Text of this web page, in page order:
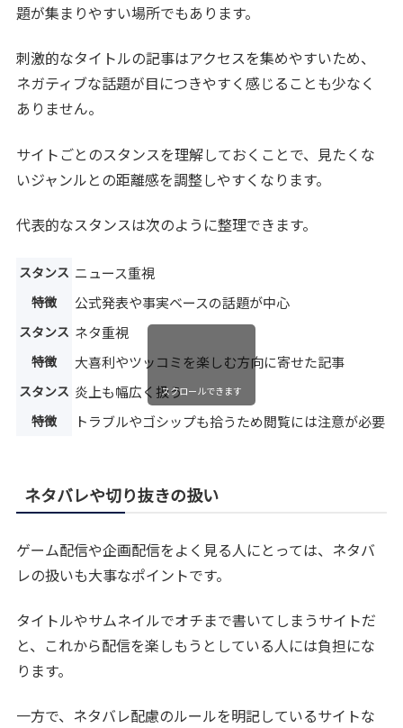
題が集まりやすい場所でもあります。
刺激的なタイトルの記事はアクセスを集めやすいため、
ネガティブな話題が目につきやすく感じることも少なく
ありません。
サイトごとのスタンスを理解しておくことで、見たくな
いジャンルとの距離感を調整しやすくなります。
代表的なスタンスは次のように整理できます。
スタンス ニュース重視
特徴 公式発表や事実ベースの話題が中心
スタンス ネタ重視
特徴 大喜利やツッコミを楽しむ方向に寄せた記事
スタンス 炎上も幅広く扱う
特徴 トラブルやゴシップも拾うため閲覧には注意が必要
スクロールできます
ネタバレや切り抜きの扱い
ゲーム配信や企画配信をよく見る人にとっては、ネタバ
レの扱いも大事なポイントです。
タイトルやサムネイルでオチまで書いてしまうサイトだ
と、これから配信を楽しもうとしている人には負担にな
ります。
一方で、ネタバレ配慮のルールを明記しているサイトな